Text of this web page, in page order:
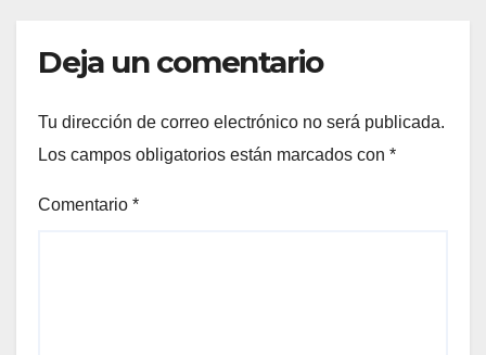
Deja un comentario
Tu dirección de correo electrónico no será publicada.
Los campos obligatorios están marcados con *
Comentario *